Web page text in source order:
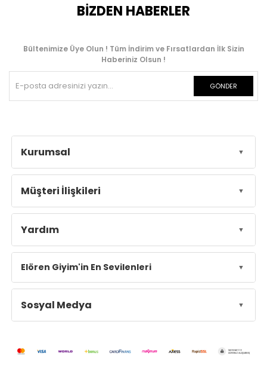
BİZDEN HABERLER
Bültenimize Üye Olun ! Tüm İndirim ve Fırsatlardan İlk Sizin
Haberiniz Olsun !
GÖNDER
Kurumsal
Müşteri İlişkileri
Yardım
Elören Giyim'in En Sevilenleri
Sosyal Medya